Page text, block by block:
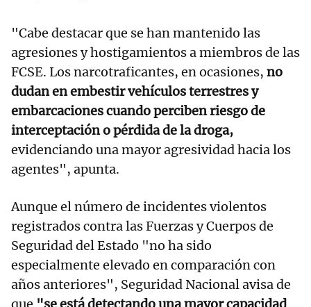
"Cabe destacar que se han mantenido las
agresiones y hostigamientos a miembros de las
FCSE. Los narcotraficantes, en ocasiones, no
dudan en embestir vehículos terrestres y
embarcaciones cuando perciben riesgo de
interceptación o pérdida de la droga,
evidenciando una mayor agresividad hacia los
agentes", apunta.
Aunque el número de incidentes violentos
registrados contra las Fuerzas y Cuerpos de
Seguridad del Estado "no ha sido
especialmente elevado en comparación con
años anteriores", Seguridad Nacional avisa de
que "se está detectando una mayor capacidad